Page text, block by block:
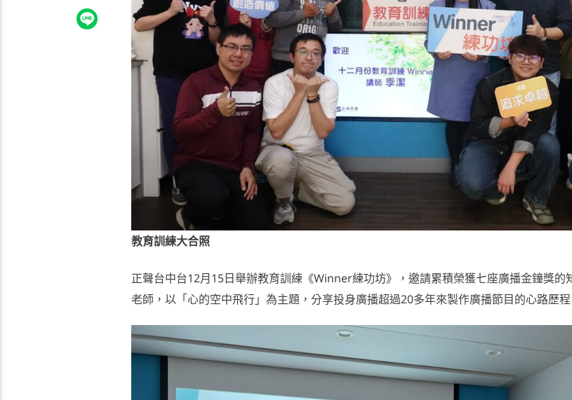
教育訓練大合照
正聲台中台12月15日舉辦教育訓練《Winner練功坊》，邀請累積榮獲七座廣播金鐘獎的
老師，以「心的空中飛行」為主題，分享投身廣播超過20多年來製作廣播節目的心路歷程